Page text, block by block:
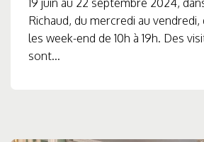
Richaud, du mercredi au vendredi,
les week-end de 10h à 19h. Des
sont...